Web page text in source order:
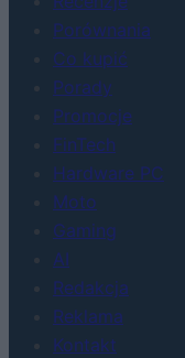
Porównania
Co kupić
Porady
Promocje
FinTech
Hardware PC
Moto
Gaming
AI
Redakcja
Reklama
Kontakt